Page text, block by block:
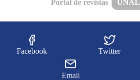
Portal de revistas UNAL
Facebook Twitter
Email